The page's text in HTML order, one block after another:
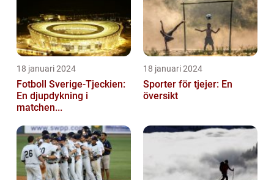
18 januari 2024
Fotboll Sverige-Tjeckien:
En djupdykning i
matchen...
18 januari 2024
Sporter för tjejer: En
översikt